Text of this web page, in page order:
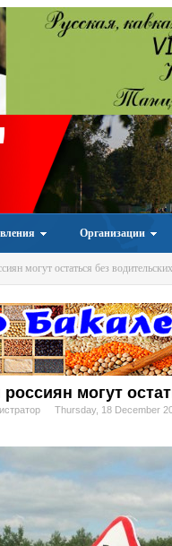
Организации
могут остаться без
могут
Thursday, 18 December